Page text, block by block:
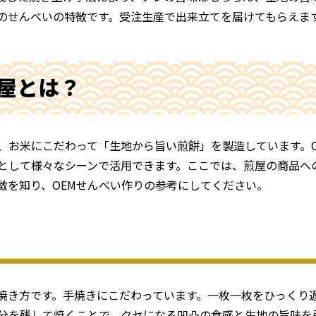
んべいの特徴です。受注生産で出来立てを届けてもらえま
とは？
米にこだわって「生地から旨い煎餅」を製造しています
て様々なシーンで活用できます。ここでは、煎屋の商品
知り、OEMせんべい作りの参考にしてください。
方です。手焼きにこだわっています。一枚一枚をひっく